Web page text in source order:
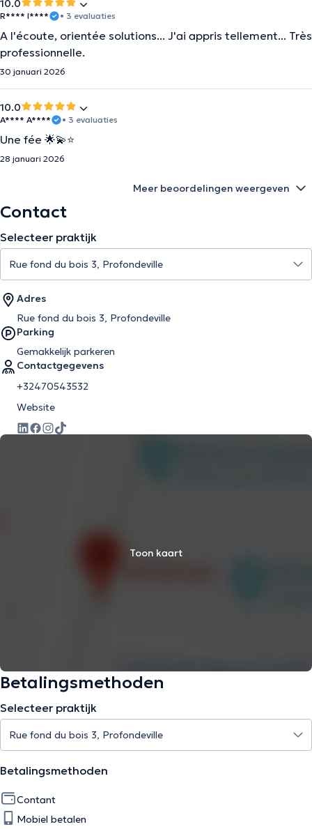
10.0
R**** I**** • 3 evaluaties
A l'écoute, orientée solutions... J'ai appris tellement... Très
professionnelle.
30 januari 2026
10.0
A**** A**** • 3 evaluaties
Une fée 🌟💫⭐️
28 januari 2026
Meer beoordelingen weergeven
Contact
Selecteer praktijk
Adres
Rue fond du bois 3, Profondeville
Parking
Gemakkelijk parkeren
Contactgegevens
+32470543532
Website
Toon kaart
Betalingsmethoden
Selecteer praktijk
Betalingsmethoden
Contant
Mobiel betalen